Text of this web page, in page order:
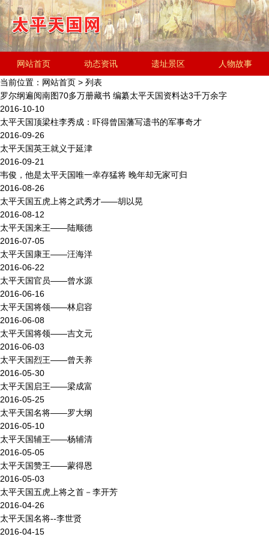
网站首页 动态资讯 遗址景区 人物故事
历史文化 金田起义研究会
当前位置： 网站首页 > 列表
罗尔纲遍阅南图70多万册藏书 编纂太平天国资料达3千万余字
2016-10-10
太平天国顶梁柱李秀成：吓得曾国藩写遗书的军事奇才
2016-09-26
太平天国英王就义于延津
2016-09-21
韦俊，他是太平天国唯一幸存猛将 晚年却无家可归
2016-08-26
太平天国五虎上将之武秀才——胡以晃
2016-08-12
太平天国来王——陆顺德
2016-07-05
太平天国康王——汪海洋
2016-06-22
太平天国官员——曾水源
2016-06-16
太平天国将领——林启容
2016-06-08
太平天国将领——吉文元
2016-06-03
太平天国烈王——曾天养
2016-05-30
太平天国启王——梁成富
2016-05-25
太平天国名将——罗大纲
2016-05-10
太平天国辅王——杨辅清
2016-05-05
太平天国赞王——蒙得恩
2016-05-03
太平天国五虎上将之首－李开芳
2016-04-26
太平天国名将--李世贤
2016-04-15